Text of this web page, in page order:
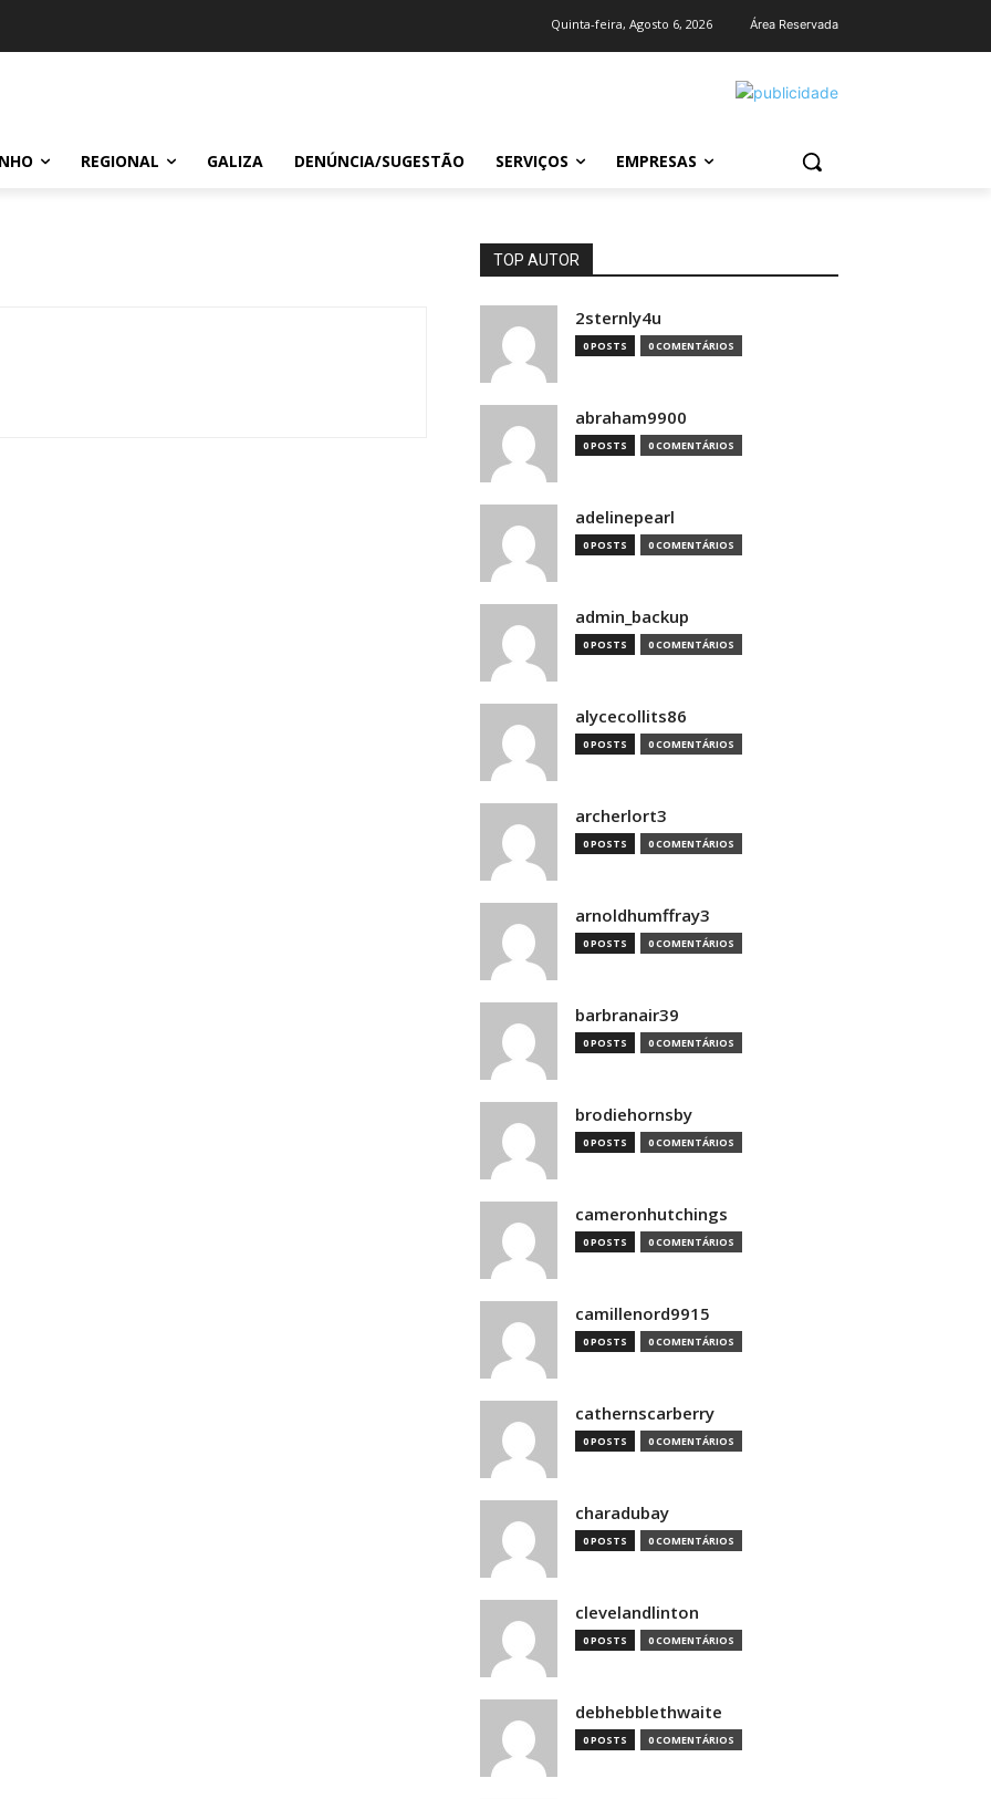
Quinta-feira, Agosto 6, 2026 Área Reservada
REGIONAL GALIZA DENÚNCIA/SUGESTÃO SERVIÇOS EMPRESAS
TOP AUTOR
2sternly4u
0 POSTS 0 COMENTÁRIOS
abraham9900
0 POSTS 0 COMENTÁRIOS
adelinepearl
0 POSTS 0 COMENTÁRIOS
admin_backup
0 POSTS 0 COMENTÁRIOS
alycecollits86
0 POSTS 0 COMENTÁRIOS
archerlort3
0 POSTS 0 COMENTÁRIOS
arnoldhumffray3
0 POSTS 0 COMENTÁRIOS
barbranair39
0 POSTS 0 COMENTÁRIOS
brodiehornsby
0 POSTS 0 COMENTÁRIOS
cameronhutchings
0 POSTS 0 COMENTÁRIOS
camillenord9915
0 POSTS 0 COMENTÁRIOS
cathernscarberry
0 POSTS 0 COMENTÁRIOS
charadubay
0 POSTS 0 COMENTÁRIOS
clevelandlinton
0 POSTS 0 COMENTÁRIOS
debhebblethwaite
0 POSTS 0 COMENTÁRIOS